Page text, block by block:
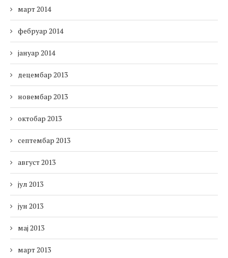
март 2014
фебруар 2014
јануар 2014
децембар 2013
новембар 2013
октобар 2013
септембар 2013
август 2013
јул 2013
јун 2013
мај 2013
март 2013